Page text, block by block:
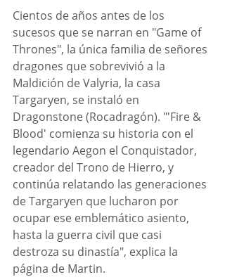
Cientos de años antes de los
sucesos que se narran en "Game of
Thrones", la única familia de señores
dragones que sobrevivió a la
Maldición de Valyria, la casa
Targaryen, se instaló en
Dragonstone (Rocadragón). "'Fire &
Blood' comienza su historia con el
legendario Aegon el Conquistador,
creador del Trono de Hierro, y
continúa relatando las generaciones
de Targaryen que lucharon por
ocupar ese emblemático asiento,
hasta la guerra civil que casi
destroza su dinastía", explica la
página de Martin.